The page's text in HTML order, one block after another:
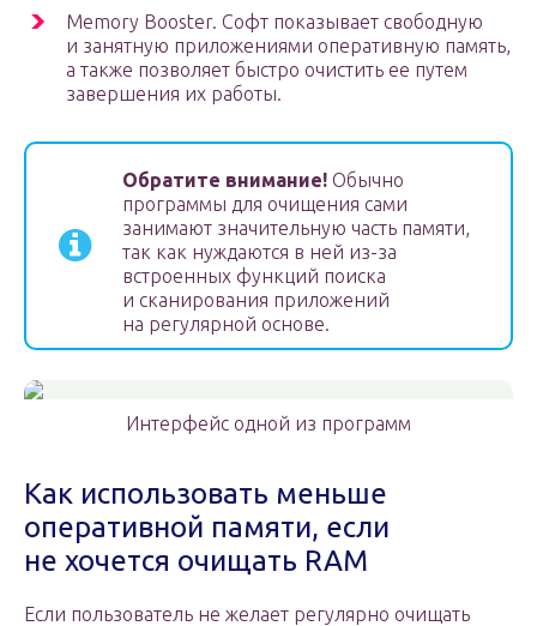
Memory Booster. Софт показывает свободную
и занятную приложениями оперативную память,
а также позволяет быстро очистить ее путем
завершения их работы.
Обратите внимание! Обычно
программы для очищения сами
занимают значительную часть памяти,
так как нуждаются в ней из-за
встроенных функций поиска
и сканирования приложений
на регулярной основе.
Интерфейс одной из программ
Как использовать меньше
оперативной памяти, если
не хочется очищать RAM
Если пользователь не желает регулярно очищать